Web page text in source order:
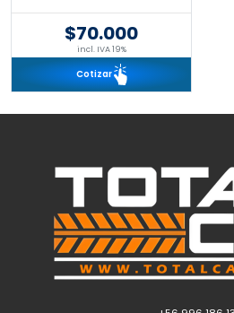
$70.000
incl. IVA 19%
Cotizar